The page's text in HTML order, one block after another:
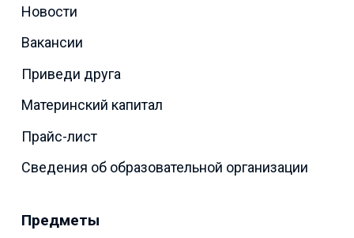
Новости
Вакансии
Приведи друга
Материнский капитал
Прайс-лист
Сведения об образовательной организации
Предметы